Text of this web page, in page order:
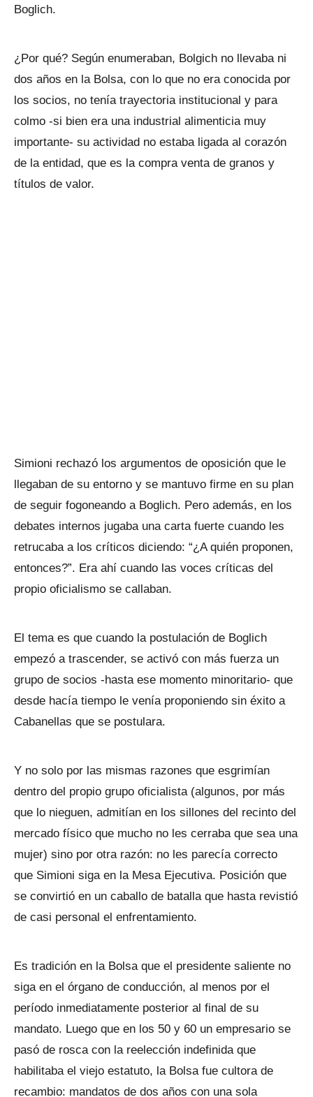
Boglich.
¿Por qué? Según enumeraban, Bolgich no llevaba ni
dos años en la Bolsa, con lo que no era conocida por
los socios, no tenía trayectoria institucional y para
colmo -si bien era una industrial alimenticia muy
importante- su actividad no estaba ligada al corazón
de la entidad, que es la compra venta de granos y
títulos de valor.
Simioni rechazó los argumentos de oposición que le
llegaban de su entorno y se mantuvo firme en su plan
de seguir fogoneando a Boglich. Pero además, en los
debates internos jugaba una carta fuerte cuando les
retrucaba a los críticos diciendo: “¿A quién proponen,
entonces?”. Era ahí cuando las voces críticas del
propio oficialismo se callaban.
El tema es que cuando la postulación de Boglich
empezó a trascender, se activó con más fuerza un
grupo de socios -hasta ese momento minoritario- que
desde hacía tiempo le venía proponiendo sin éxito a
Cabanellas que se postulara.
Y no solo por las mismas razones que esgrimían
dentro del propio grupo oficialista (algunos, por más
que lo nieguen, admitían en los sillones del recinto del
mercado físico que mucho no les cerraba que sea una
mujer) sino por otra razón: no les parecía correcto
que Simioni siga en la Mesa Ejecutiva. Posición que
se convirtió en un caballo de batalla que hasta revistió
de casi personal el enfrentamiento.
Es tradición en la Bolsa que el presidente saliente no
siga en el órgano de conducción, al menos por el
período inmediatamente posterior al final de su
mandato. Luego que en los 50 y 60 un empresario se
pasó de rosca con la reelección indefinida que
habilitaba el viejo estatuto, la Bolsa fue cultora de
recambio: mandatos de dos años con una sola